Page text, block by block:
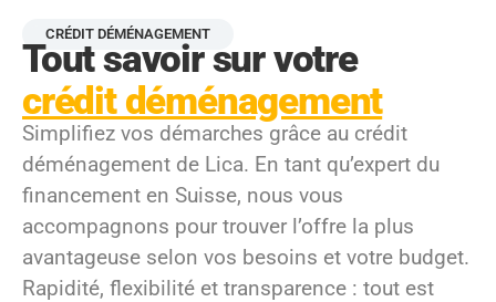
CRÉDIT DÉMÉNAGEMENT
Tout savoir sur votre
crédit déménagement
Simplifiez vos démarches grâce au crédit
déménagement de Lica. En tant qu’expert du
financement en Suisse, nous vous
accompagnons pour trouver l’offre la plus
avantageuse selon vos besoins et votre budget.
Rapidité, flexibilité et transparence : tout est